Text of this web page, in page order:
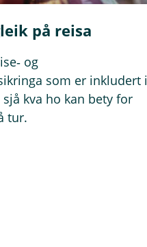
på reisa
og
som er inkludert i
kva ho kan bety for
tur.